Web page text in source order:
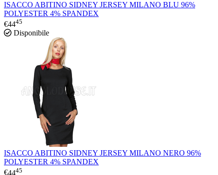
ISACCO ABITINO SIDNEY JERSEY MILANO BLU 96%
POLYESTER 4% SPANDEX
€4445
Disponibile
ISACCO ABITINO SIDNEY JERSEY MILANO NERO 96%
POLYESTER 4% SPANDEX
€4445